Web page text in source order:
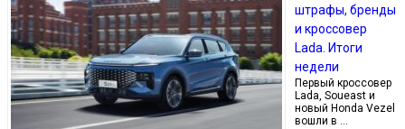
штрафы, бренды
и кроссовер
Lada. Итоги
недели
Первый кроссовер
Lada, Soueast и
новый Honda Vezel
вошли в …